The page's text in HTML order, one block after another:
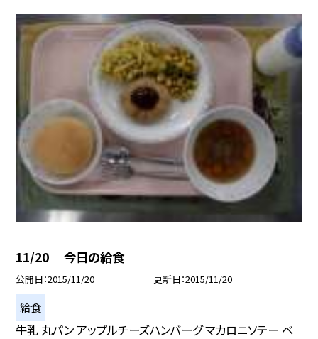
11/20 今日の給食
公開日 2015/11/20 更新日 2015/11/20
給食
牛乳 丸パン アップルチーズハンバーグ マカロニソテー ベ